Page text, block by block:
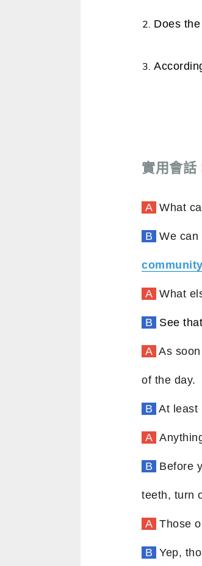
Does
實用會話
A What
B We can
community
A What
B See
A As
of the day.
B At least
A
B Before
teeth, turn
A Those
B Yep,